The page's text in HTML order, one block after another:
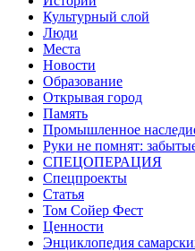
Культурный слой
Люди
Места
Новости
Образование
Открывая город
Память
Промышленное
Руки не помнят:
СПЕЦОПЕРАЦИЯ
Спецпроекты
Статья
Том Сойер Фест
Ценности
Энциклопедия